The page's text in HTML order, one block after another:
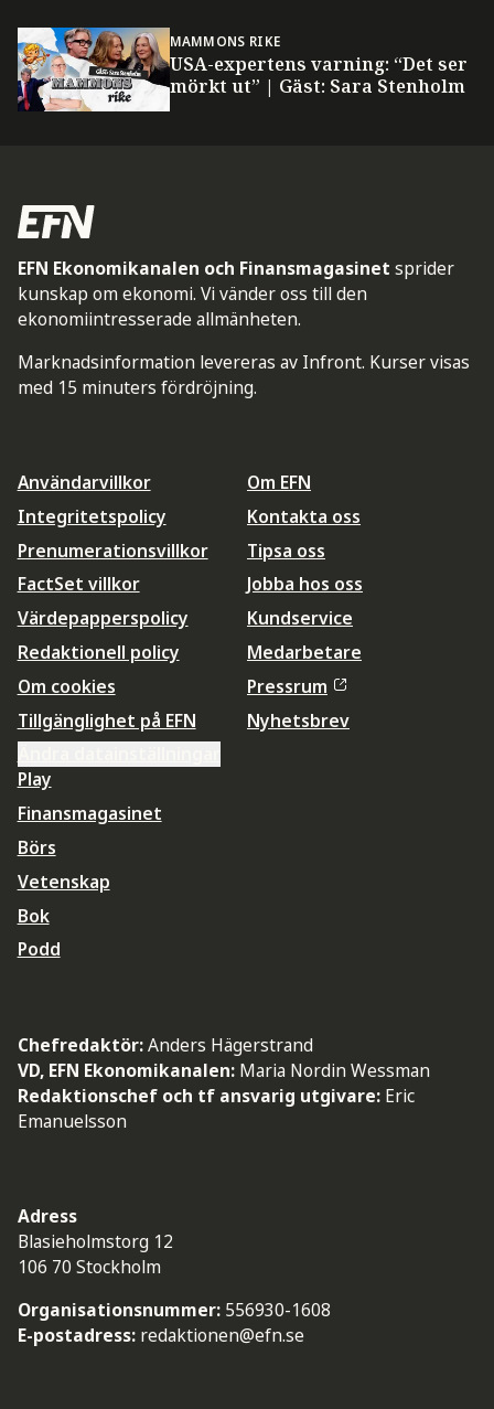
MAMMONS RIKE
USA-expertens varning: “Det ser
mörkt ut” | Gäst: Sara Stenholm
EFN Ekonomikanalen och Finansmagasinet sprider
kunskap om ekonomi. Vi vänder oss till den
ekonomiintresserade allmänheten.
Marknadsinformation levereras av Infront. Kurser visas
med 15 minuters fördröjning.
Användarvillkor
Integritetspolicy
Prenumerationsvillkor
FactSet villkor
Värdepapperspolicy
Redaktionell policy
Om cookies
Tillgänglighet på EFN
Om EFN
Kontakta oss
Tipsa oss
Jobba hos oss
Kundservice
Medarbetare
Pressrum
Nyhetsbrev
Play
Finansmagasinet
Börs
Vetenskap
Bok
Podd
Chefredaktör:Anders Hägerstrand
VD, EFN Ekonomikanalen: Maria Nordin Wessman
Redaktionschef och tf ansvarig utgivare: Eric
Emanuelsson
Adress
Blasieholmstorg 12
106 70 Stockholm
Organisationsnummer: 556930-1608
E-postadress: redaktionen@efn.se